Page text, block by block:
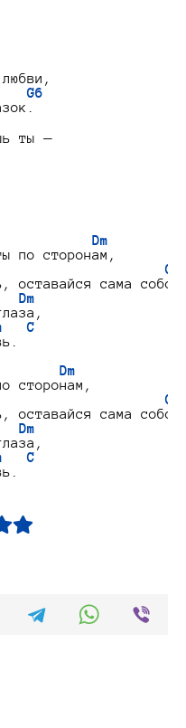
G6
ты –
Dm
по сторонам,
C
оставайся сама собой
C
Dm
сторонам,
C
оставайся сама собой
C